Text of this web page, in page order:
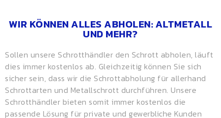
WIR KÖNNEN ALLES ABHOLEN: ALTMETALL
UND MEHR?
Sollen unsere Schrotthändler den Schrott abholen, läuft
dies immer kostenlos ab. Gleichzeitig können Sie sich
sicher sein, dass wir die Schrottabholung für allerhand
Schrottarten und Metallschrott durchführen. Unsere
Schrotthändler bieten somit immer kostenlos die
passende Lösung für private und gewerbliche Kunden